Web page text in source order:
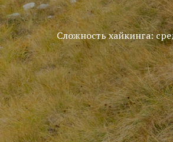
Сложность хайкинга: